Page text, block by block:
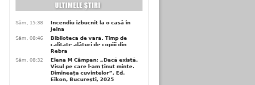
Sâm, 15:38
Incendiu izbucnit la o casă în
Jelna
Sâm, 08:46
Biblioteca de vară. Timp de
calitate alături de copiii din
Rebra
Sâm, 08:32
Elena M Câmpan: „Dacă există.
Visul pe care l-am ținut minte.
Dimineața cuvintelor”, Ed.
Eikon, București, 2025